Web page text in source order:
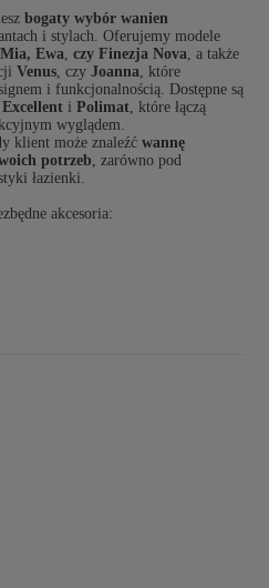
bogaty wybór wanien
i stylach. Oferujemy modele
Mia, Ewa, czy Finezja Nova, a także
Venus, czyJoanna, które
i funkcjonalnością. Dostępne są
Excellent iPolimat, które łączą
wyglądem.
klient może znaleźćwannę
potrzeb, zarówno pod
łazienki.
akcesoria: